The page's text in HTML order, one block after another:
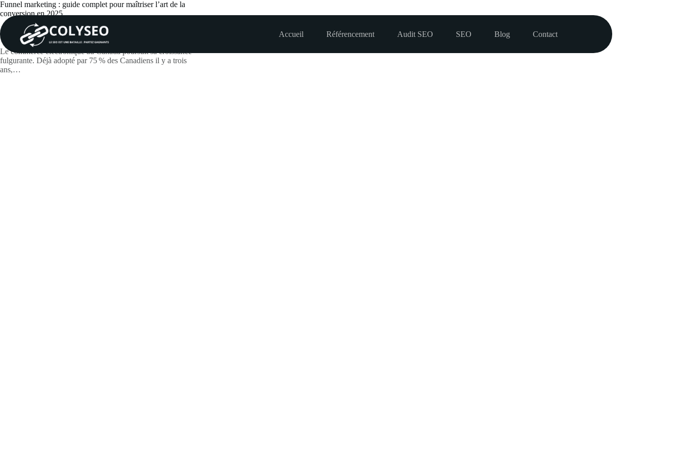
Passer
au
contenu
Accueil
Référencement Audit SEO SEO Blog Contact
Funnel marketing : guide complet pour maîtriser l’art de la
conversion en 2025
lawtf
juin 19, 2026 Actualités
Le commerce électronique au Canada poursuit sa croissance
fulgurante. Déjà adopté par 75 % des Canadiens il y a trois
ans,…